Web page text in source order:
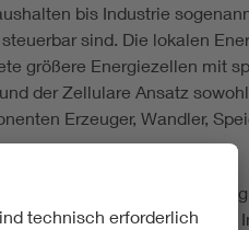
bis Industrie
sind. Die lokalen
größere Energiezellen mit
der Zellulare Ansatz
Erzeuger, Wandler,
eine nachhaltige
sorgt für die bestmögliche